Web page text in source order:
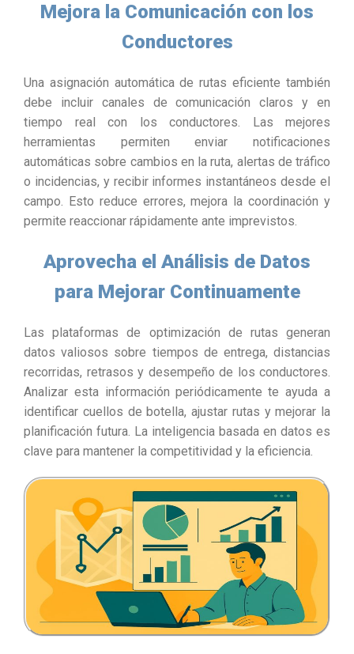
Mejora la Comunicación con los
Conductores
Una asignación automática de rutas eficiente también
debe incluir canales de comunicación claros y en
tiempo real con los conductores. Las mejores
herramientas permiten enviar notificaciones
automáticas sobre cambios en la ruta, alertas de tráfico
o incidencias, y recibir informes instantáneos desde el
campo. Esto reduce errores, mejora la coordinación y
permite reaccionar rápidamente ante imprevistos.
Aprovecha el Análisis de Datos
para Mejorar Continuamente
Las plataformas de optimización de rutas generan
datos valiosos sobre tiempos de entrega, distancias
recorridas, retrasos y desempeño de los conductores.
Analizar esta información periódicamente te ayuda a
identificar cuellos de botella, ajustar rutas y mejorar la
planificación futura. La inteligencia basada en datos es
clave para mantener la competitividad y la eficiencia.